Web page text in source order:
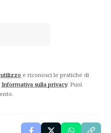
e riconosci le pratiche di
Informativa sulla privacy. Puoi